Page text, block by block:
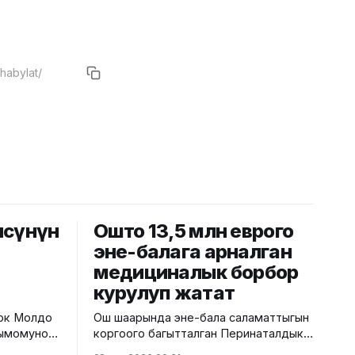
Молдо
Ошто 13,5 млн еврого
эне-балага арналган
медициналык борбор
курулуп жатат
Ош шаарында эне-бала саламаттыгын
коргоого багытталган Перинаталдык